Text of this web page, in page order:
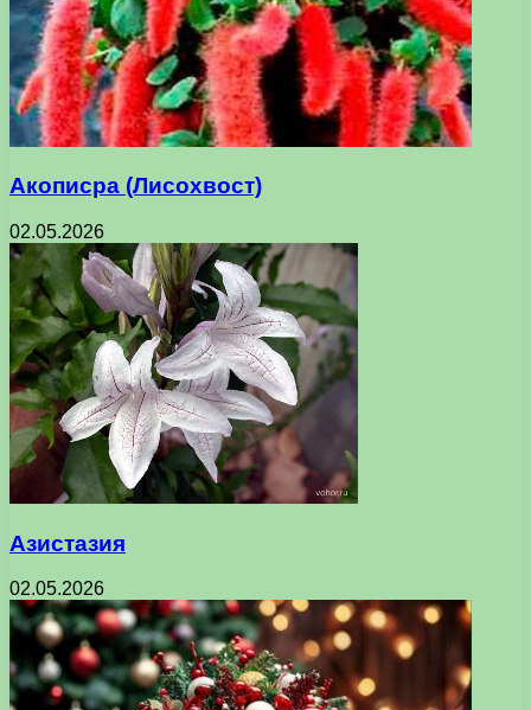
Акописра (Лисохвост)
02.05.2026
Азистазия
02.05.2026